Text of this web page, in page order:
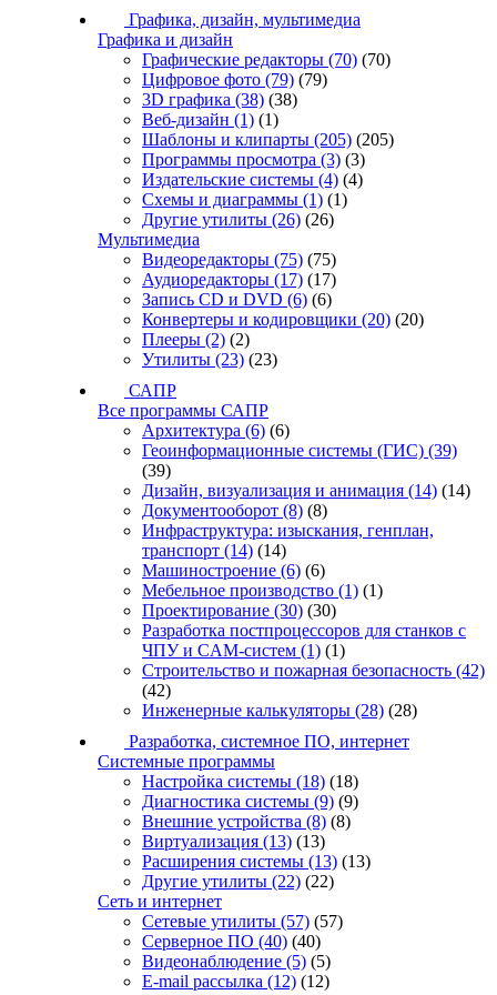
Графика, дизайн, мультимедиа
Графика и дизайн
Графические редакторы (70) (70)
Цифровое фото (79) (79)
3D графика (38) (38)
Веб-дизайн (1) (1)
Шаблоны и клипарты (205) (205)
Программы просмотра (3) (3)
Издательские системы (4) (4)
Схемы и диаграммы (1) (1)
Другие утилиты (26) (26)
Мультимедиа
Видеоредакторы (75) (75)
Аудиоредакторы (17) (17)
Запись CD и DVD (6) (6)
Конвертеры и кодировщики (20) (20)
Плееры (2) (2)
Утилиты (23) (23)
САПР
Все программы САПР
Архитектура (6) (6)
Геоинформационные системы (ГИС) (39)
(39)
Дизайн, визуализация и анимация (14) (14)
Документооборот (8) (8)
Инфраструктура: изыскания, генплан,
транспорт (14) (14)
Машиностроение (6) (6)
Мебельное производство (1) (1)
Проектирование (30) (30)
Разработка постпроцессоров для станков с
ЧПУ и CAM-систем (1) (1)
Строительство и пожарная безопасность (42)
(42)
Инженерные калькуляторы (28) (28)
Разработка, системное ПО, интернет
Системные программы
Настройка системы (18) (18)
Диагностика системы (9) (9)
Внешние устройства (8) (8)
Виртуализация (13) (13)
Расширения системы (13) (13)
Другие утилиты (22) (22)
Сеть и интернет
Сетевые утилиты (57) (57)
Серверное ПО (40) (40)
Видеонаблюдение (5) (5)
E-mail рассылка (12) (12)